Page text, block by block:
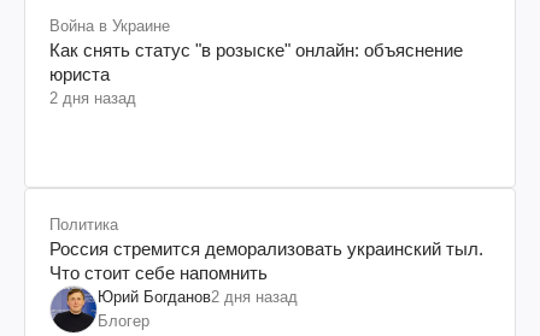
Война в Украине
Как снять статус "в розыске" онлайн: объяснение
юриста
2 дня назад
Политика
Россия стремится деморализовать украинский тыл.
Что стоит себе напомнить
Юрий Богданов2 дня назад
Блогер